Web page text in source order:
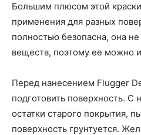
Большим плюсом этой
применения для разных
полностью безопасна, она
веществ, поэтому ее можно
Перед нанесением Flugger
подготовить поверхность. С
остатки старого покрытия,
поверхность грунтуется.